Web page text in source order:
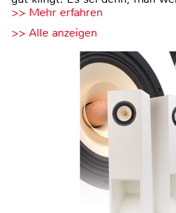
>> Mehr erfahren
>> Alle anzeigen